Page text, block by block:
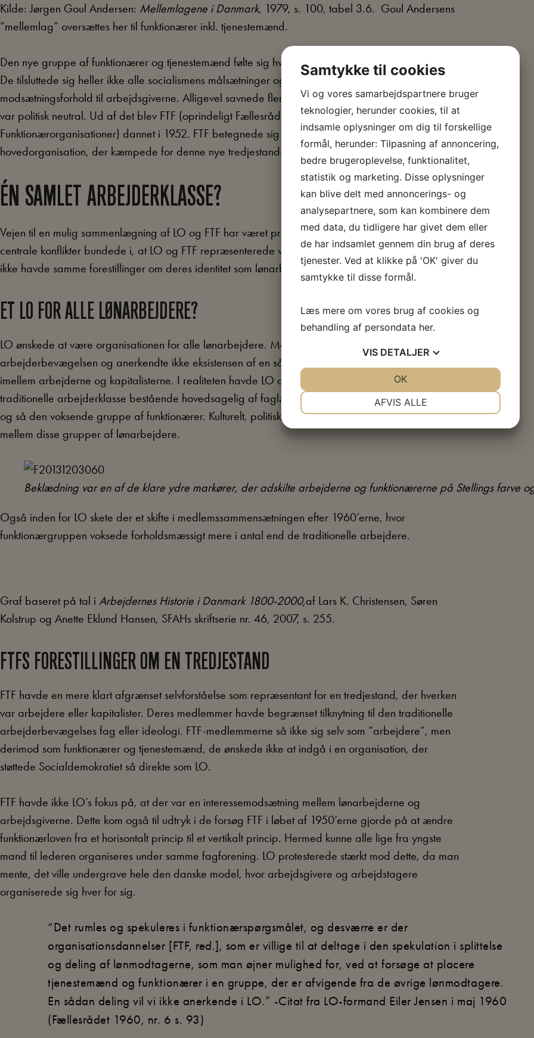
Kilde: Jørgen Goul Andersen: Mellemlagene i Danmark, 1979, s. 100, tabel 3.6. Goul Andersens
”mellemlag” oversættes her til funktionærer inkl. tjenestemænd.
Den nye gruppe af funktionærer og tjenestemænd følte sig hverken som arbejdere eller kapitalister.
De tilsluttede sig heller ikke alle socialismens målsætninger og så ikke nødvendigvis sig selv i et
modsætningsforhold til arbejdsgiverne. Alligevel savnede flere af dem en faglig organisation, der
var politisk neutral. Ud af det blev FTF (oprindeligt Fællesrådet for danske Tjenestemands- og
Funktionærorganisationer) dannet i 1952. FTF betegnede sig som en politisk neutral
hovedorganisation, der kæmpede for denne nye tredjestands løn- og arbejdsforhold.
ÉN SAMLET ARBEJDERKLASSE?
Vejen til en mulig sammenlægning af LO og FTF har været præget af mange stridspunkter. En af de
centrale konflikter bundede i, at LO og FTF repræsenterede vidt forskellige medlemsgrupper, der
ikke havde samme forestillinger om deres identitet som lønarbejdere.
ET LO FOR ALLE LØNARBEJDERE?
LO ønskede at være organisationen for alle lønarbejdere. Man betragtede FTF som splittere af
arbejderbevægelsen og anerkendte ikke eksistensen af en såkaldt tredjestand, som skulle ligge
imellem arbejderne og kapitalisterne. I realiteten havde LO dog svært ved at favne både den
traditionelle arbejderklasse bestående hovedsagelig af faglærte og ufaglærte i produktive erhverv,
og så den voksende gruppe af funktionærer. Kulturelt, politisk og økonomisk var der store forskelle
mellem disse grupper af lønarbejdere.
Beklædning var en af de klare ydre markører, der adskilte arbejderne og funktionærerne på Stellings farve
Også inden for LO skete der et skifte i medlemssammensætningen efter 1960’erne, hvor
funktionærgruppen voksede forholdsmæssigt mere i antal end de traditionelle arbejdere.
Graf baseret på tal i Arbejdernes Historie i Danmark 1800-2000,af Lars K. Christensen, Søren
Kolstrup og Anette Eklund Hansen, SFAHs skriftserie nr. 46, 2007, s. 255.
FTFS FORESTILLINGER OM EN TREDJESTAND
FTF havde en mere klart afgrænset selvforståelse som repræsentant for en tredjestand, der hverken
var arbejdere eller kapitalister. Deres medlemmer havde begrænset tilknytning til den traditionelle
arbejderbevægelses fag eller ideologi. FTF-medlemmerne så ikke sig selv som ”arbejdere”, men
derimod som funktionærer og tjenestemænd, de ønskede ikke at indgå i en organisation, der
støttede Socialdemokratiet så direkte som LO.
FTF havde ikke LO’s fokus på, at der var en interessemodsætning mellem lønarbejderne og
arbejdsgiverne. Dette kom også til udtryk i de forsøg FTF i løbet af 1950’erne gjorde på at ændre
funktionærloven fra et horisontalt princip til et vertikalt princip. Hermed kunne alle lige fra yngste
mand til lederen organiseres under samme fagforening. LO protesterede stærkt mod dette, da man
mente, det ville undergrave hele den danske model, hvor arbejdsgivere og arbejdstagere
organiserede sig hver for sig.
“Det rumles og spekuleres i funktionærspørgsmålet, og desværre er der
organisationsdannelser [FTF, red.], som er villige til at deltage i den spekulation i splittelse
og deling af lønmodtagerne, som man øjner mulighed for, ved at forsøge at placere
tjenestemænd og funktionærer i en gruppe, der er afvigende fra de øvrige lønmodtagere.
En sådan deling vil vi ikke anerkende i LO.” -Citat fra LO-formand Eiler Jensen i maj 1960
(Fællesrådet 1960, nr. 6 s. 93)
Samtykke til cookies
Vi og vores samarbejdspartnere bruger
teknologier, herunder cookies, til at
indsamle oplysninger om dig til forskellige
formål, herunder: Tilpasning af annoncering,
bedre brugeroplevelse, funktionalitet,
statistik og marketing. Disse oplysninger
kan blive delt med annoncerings- og
analysepartnere, som kan kombinere dem
med data, du tidligere har givet dem eller
de har indsamlet gennem din brug af deres
tjenester. Ved at klikke på 'OK' giver du
samtykke til disse formål.
Læs mere om vores brug af cookies og
behandling af persondata her.
VIS DETALJER
AFVIS ALLE
OK